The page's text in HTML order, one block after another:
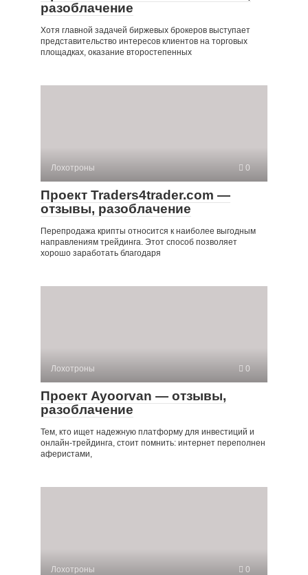
разоблачение
Хотя главной задачей биржевых брокеров выступает
представительство интересов клиентов на торговых
площадках, оказание второстепенных
Лохотроны 0
Проект Traders4trader.com —
отзывы, разоблачение
Перепродажа крипты относится к наиболее выгодным
направлениям трейдинга. Этот способ позволяет
хорошо заработать благодаря
Лохотроны 0
Проект Ayoorvan — отзывы,
разоблачение
Тем, кто ищет надежную платформу для инвестиций и
онлайн-трейдинга, стоит помнить: интернет переполнен
аферистами,
Лохотроны 0